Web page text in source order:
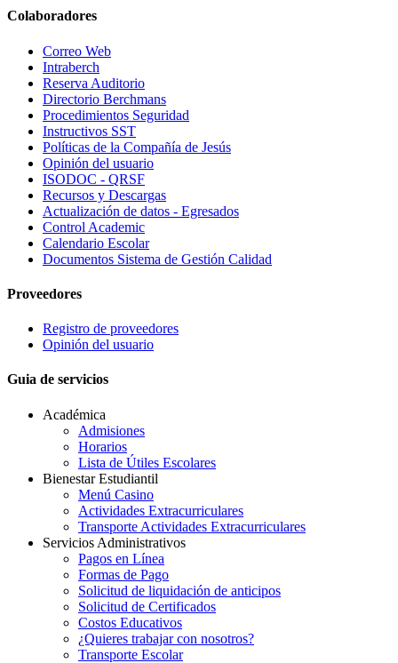
Colaboradores
Correo Web
Intraberch
Reserva Auditorio
Directorio Berchmans
Procedimientos Seguridad
Instructivos SST
Políticas de la Compañía de Jesús
Opinión del usuario
ISODOC - QRSF
Recursos y Descargas
Actualización de datos - Egresados
Control Academic
Calendario Escolar
Documentos Sistema de Gestión Calidad
Proveedores
Registro de proveedores
Opinión del usuario
Guia de servicios
Académica
Admisiones
Horarios
Lista de Útiles Escolares
Bienestar Estudiantil
Menú Casino
Actividades Extracurriculares
Transporte Actividades Extracurriculares
Servicios Administrativos
Pagos en Línea
Formas de Pago
Solicitud de liquidación de anticipos
Solicitud de Certificados
Costos Educativos
¿Quieres trabajar con nosotros?
Transporte Escolar